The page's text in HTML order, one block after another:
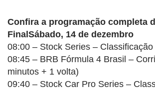
Confira a programação completa
FinalSábado, 14 de dezembro
08:00 – Stock Series – Classificação
08:45 – BRB Fórmula 4 Brasil –
minutos + 1 volta)
09:40 – Stock Car Pro Series –